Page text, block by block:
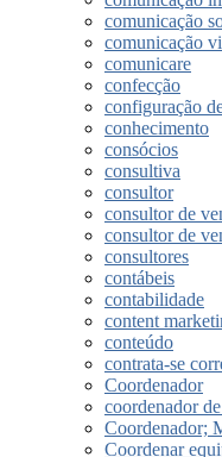
comunicação
comunicação
comunicare
confecção
configuração
conhecimento
consócios
consultiva
consultor
consultor de
consultor de
consultores
contábeis
contabilidade
content
conteúdo
contrata-se
Coordenador
coordenador
Coordenador;
Coordenar